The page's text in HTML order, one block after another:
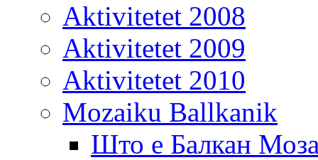
Aktivitetet 2008
Aktivitetet 2009
Aktivitetet 2010
Mozaiku Ballkanik
Што е Балкан